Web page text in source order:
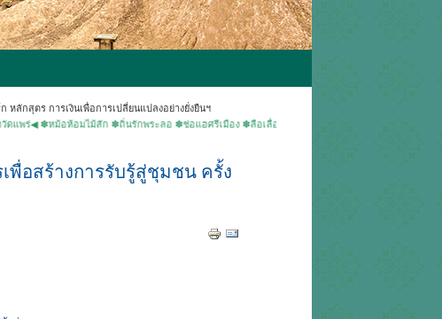
ลักสุตร การเงินเพื่อการเปลี่ยนแปลงอย่างยั่งยืนฯ
◀ ✽หม้อห้อมไม้สัก ✽ถิ่นรักพระลอ ✽ช่อแฮศรีเมือง ✽ลือเลื่องแพะเมืองผี ✽คนแพร่นี้ใจงาม ▶ยินดีต้อนรับเข้
พื่อสร้างการรับรู้สู่ชุมชน ครั้ง